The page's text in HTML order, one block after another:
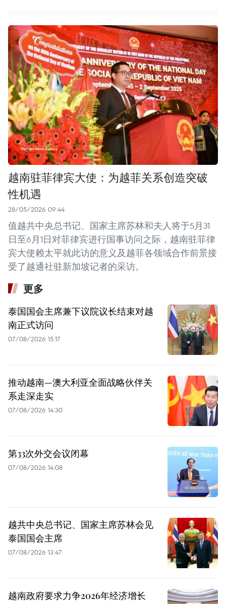
越南驻菲律宾大使：为越菲关系创造突破
性机遇
28/05/2026 09:44
值越共中央总书记、国家主席苏林和夫人将于5月31
日至6月1日对菲律宾进行国事访问之际，越南驻菲律
宾大使赖太平就此访的意义及越菲各领域合作前景接
受了越通社驻新加坡记者的采访。
更多
泰国国会主席兼下议院议长结束对越
南正式访问
07/08/2026 15:17
推动越南—澳大利亚全面战略伙伴关
系走深走实
07/08/2026 14:30
第33次外交会议闭幕
07/08/2026 14:08
越共中央总书记、国家主席苏林会见
泰国国会主席
07/08/2026 13:47
越南政府要求力争2026年经济增长